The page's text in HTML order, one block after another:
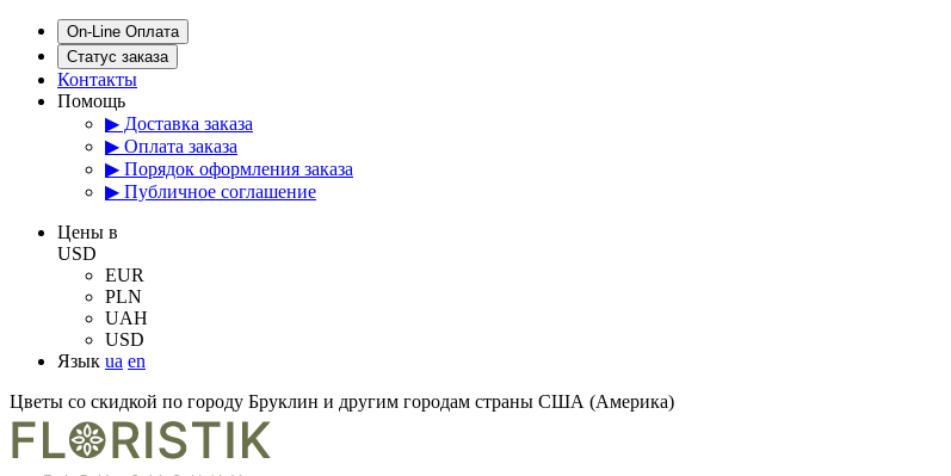
On-Line Оплата
Статус заказа
Контакты
Помощь
▶ Доставка заказа
▶ Оплата заказа
▶ Порядок оформления заказа
▶ Публичное соглашение
Цены в
USD
EUR
PLN
UAH
USD
Язык ua en
Цветы со скидкой по городу Бруклин и другим городам страны США (Америка)